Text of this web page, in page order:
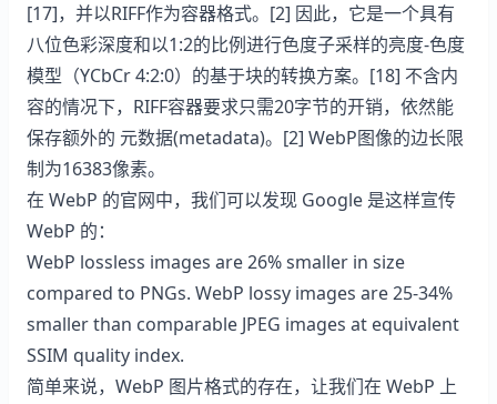
[17]，并以RIFF作为容器格式。[2] 因此，它是一个具有
八位色彩深度和以1:2的比例进行色度子采样的亮度-色度
模型（YCbCr 4:2:0）的基于块的转换方案。[18] 不含内
容的情况下，RIFF容器要求只需20字节的开销，依然能
保存额外的 元数据(metadata)。[2] WebP图像的边长限
制为16383像素。
在 WebP 的官网中，我们可以发现 Google 是这样宣传
WebP 的：
WebP lossless images are 26% smaller in size
compared to PNGs. WebP lossy images are 25-34%
smaller than comparable JPEG images at equivalent
SSIM quality index.
简单来说，WebP 图片格式的存在，让我们在 WebP 上